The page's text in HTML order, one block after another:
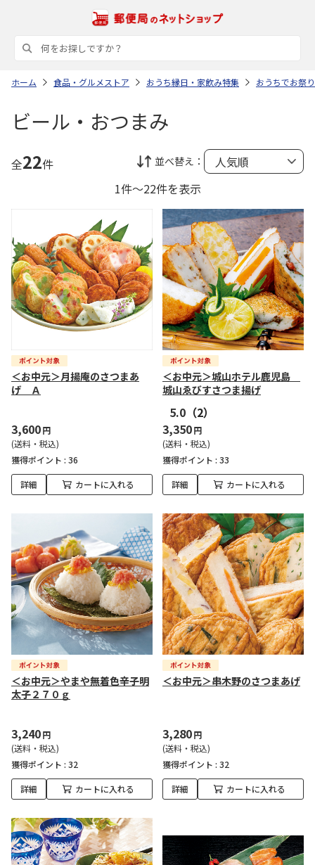
ホーム 食品・グルメストア おうち縁日・家飲み特集 おうちでお祭
ビール・おつまみ
全22件 並べ替え：
1件～22件を表示
＜お中元＞月揚庵のさつまあ
げ Ａ
3,600円
(送料・税込)
獲得ポイント : 36
詳細 カートに入れる
＜お中元＞城山ホテル鹿児島
城山ゑびすさつま揚げ
5.0 （2）
3,350円
(送料・税込)
獲得ポイント : 33
詳細 カートに入れる
＜お中元＞やまや無着色辛子明
太子２７０ｇ
3,240円
(送料・税込)
獲得ポイント : 32
詳細 カートに入れる
＜お中元＞串木野のさつまあげ
3,280円
(送料・税込)
獲得ポイント : 32
詳細 カートに入れる